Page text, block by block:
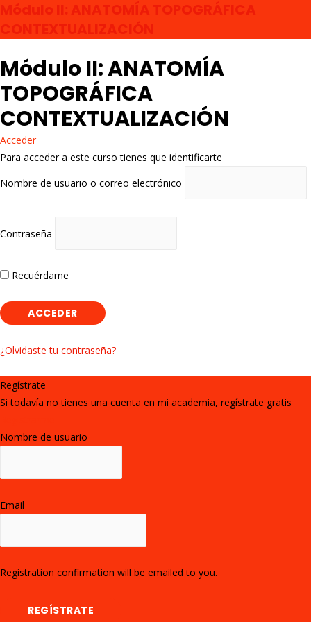
Módulo II: ANATOMÍA TOPOGRÁFICA
CONTEXTUALIZACIÓN
Módulo II: ANATOMÍA
TOPOGRÁFICA
CONTEXTUALIZACIÓN
Ir
arriba
Acceder
Para acceder a este curso tienes que identificarte
Nombre de usuario o correo electrónico
Contraseña
Recuérdame
¿Olvidaste tu contraseña?
Regístrate
Si todavía no tienes una cuenta en mi academia, regístrate gratis
Nombre de usuario
Email
Registration confirmation will be emailed to you.